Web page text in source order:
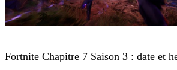
Fortnite Chapitre 7 Saison 3 : date et